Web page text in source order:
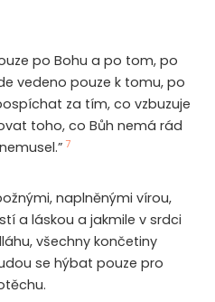
po Bohu a po tom, po
vedeno pouze k tomu, po
za tím, co vzbuzuje
toho, co Bůh nemá rád
7
naplněnými vírou,
a láskou a jakmile v srdci
všechny končetiny
se hýbat pouze pro